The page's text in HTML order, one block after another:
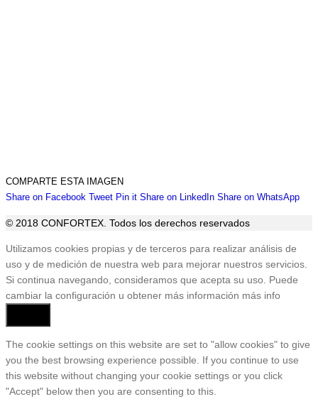
COMPARTE ESTA IMAGEN
Share on Facebook Share
Facebook
TweetShare
Twitter
Pin itShare
Pinterest
Share on LinkedInShare
LinkedIn
Share on WhatsApp
© 2018 CONFORTEX. Todos los derechos reservados
Ir
a
Tienda
Utilizamos cookies propias y de terceros para realizar análisis de
uso y de medición de nuestra web para mejorar nuestros servicios.
Si continua navegando, consideramos que acepta su uso. Puede
cambiar la configuración u obtener más información más info
The cookie settings on this website are set to "allow cookies" to give
you the best browsing experience possible. If you continue to use
this website without changing your cookie settings or you click
"Accept" below then you are consenting to this.